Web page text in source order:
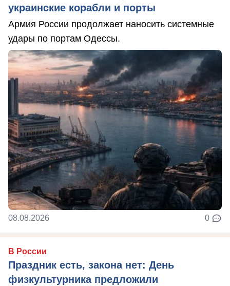
украинские корабли и порты
Армия России продолжает наносить системные
удары по портам Одессы.
08.08.2026 0
В России
Праздник есть, закона нет: День
физкультурника предложили